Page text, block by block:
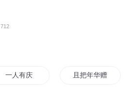
712
一人有庆 且把年华赠天下